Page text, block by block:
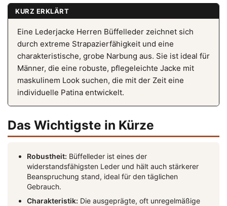
KURZ ERKLÄRT
Eine Lederjacke Herren Büffelleder zeichnet sich
durch extreme Strapazierfähigkeit und eine
charakteristische, grobe Narbung aus. Sie ist ideal für
Männer, die eine robuste, pflegeleichte Jacke mit
maskulinem Look suchen, die mit der Zeit eine
individuelle Patina entwickelt.
Das Wichtigste in Kürze
Robustheit: Büffelleder ist eines der
widerstandsfähigsten Leder und hält auch stärkerer
Beanspruchung stand, ideal für den täglichen
Gebrauch.
Charakteristik: Die ausgeprägte, oft unregelmäßige